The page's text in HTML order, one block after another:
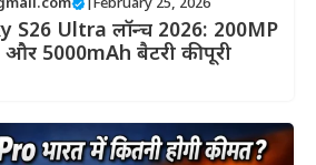
February 25, 2026
S26 Ultra लॉन्च 2026: 200MP
5000mAh बैटरी की पूरी